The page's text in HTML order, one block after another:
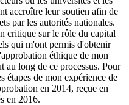
accroître leur soutien afin de
par les autorités nationales.
critique sur le rôle du capital
qui m'ont permis d'obtenir
éthique de mon
au long de ce processus. Pour
étapes de mon expérience de
en 2014, reçue en
en 2016.